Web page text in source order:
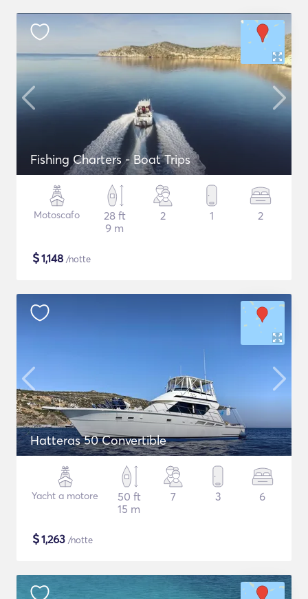
Fishing Charters - Boat Trips
Motoscafo
28 ft
9 m
2 1 2
$1,148 /notte
Hatteras 50 Convertible
Yacht a motore
50 ft
15 m
7 3 6
$1,263 /notte